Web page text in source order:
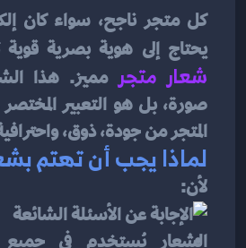
يحتاج إلى هوية بصرية
شعار متجر
المتجر من جودة، ذوق،
لماذا يجب أن تهتم
لأن: